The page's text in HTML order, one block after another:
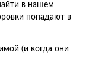
в нашем
попадают в